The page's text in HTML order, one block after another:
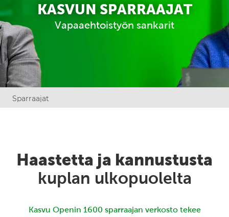
KASVUN SPARRAAJAT
Vapaaehtoistyön sankarit
Sparraajat
Haastetta ja kannustusta
kuplan ulkopuolelta
Kasvu Openin 1600 sparraajan verkosto tekee